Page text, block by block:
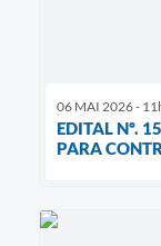
06 MAI 2026 -
EDITAL Nº.
PARA